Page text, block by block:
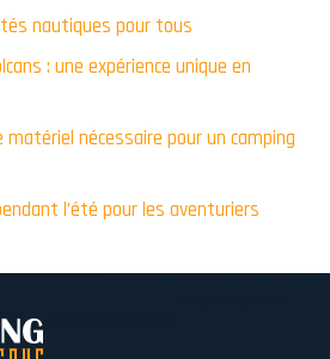
nautiques pour tous
: une expérience unique en
matériel nécessaire pour un camping
l’été pour les aventuriers